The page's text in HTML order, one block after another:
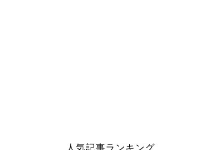
人気記事ランキング